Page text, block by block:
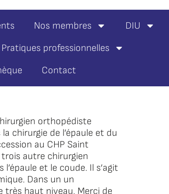
Nos membres
DIU
Pratiques professionnelles
Contact
orthopédiste
chirurgie de l’épaule et du
au CHP Saint
trois autre chirurgien
et le coude. Il s’agit
Dans un un
haut niveau. Merci de